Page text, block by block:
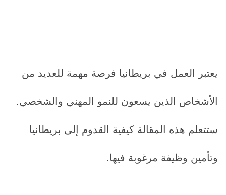
يعتبر العمل في بريطانيا فرصة مهمة للعديد من
الأشخاص الذين يسعون للنمو المهني والشخصي.
ستتعلم هذه المقالة كيفية القدوم إلى بريطانيا
وتأمين وظيفة مرغوبة فيها.